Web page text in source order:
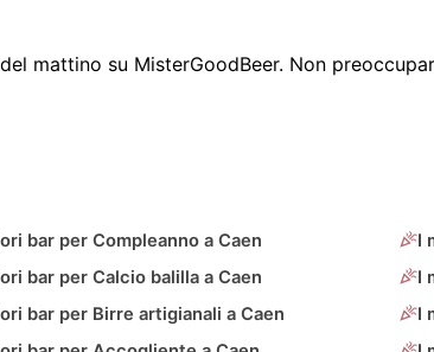
mattino su MisterGoodBeer. Non
bar per Compleanno a Caen
I
bar per Calcio balilla a Caen
I
bar per Birre artigianali a Caen
I